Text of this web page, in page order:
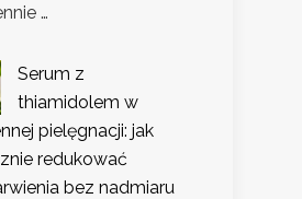
…
Serum z
thiamidolem w
pielęgnacji: jak
redukować
bez nadmiaru